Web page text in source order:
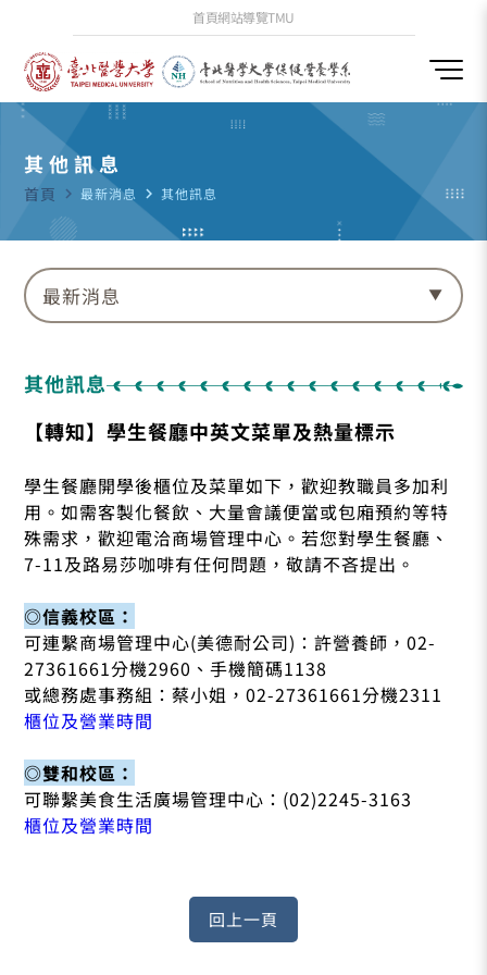
首頁網站導覽TMU
其他訊息
首頁 navigate_next 最新消息 navigate_next 其他訊息
最新消息
其他訊息
【轉知】學生餐廳中英文菜單及熱量標示
學生餐廳開學後櫃位及菜單如下，歡迎教職員多加利
用。如需客製化餐飲、大量會議便當或包廂預約等特
殊需求，歡迎電洽商場管理中心。若您對學生餐廳、
7-11及路易莎咖啡有任何問題，敬請不吝提出。
◎信義校區：
可連繫商場管理中心(美德耐公司)：許營養師，02-
27361661分機2960、手機簡碼1138
或總務處事務組：蔡小姐，02-27361661分機2311
櫃位及營業時間
◎雙和校區：
可聯繫美食生活廣場管理中心：(02)2245-3163
櫃位及營業時間